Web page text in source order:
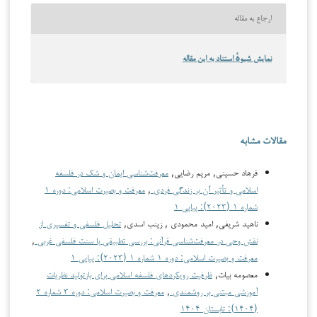
ارجاع به مقاله
نمایش شیوهٔ استناد به این مقاله
مقالات مشابه
فرهاد حسینی, مریم رضایی, معرفت‌شناسی ایمان و شک در فلسفه
اسلامی و تأثیر آن بر زندگی فردی ,
معرفت و بصیرت اسلامی: دوره ۱
شماره ۱ (۲۰۲۳): پیاپی ۱
ناهید شریفی, امید محمودی , زینب اسدی, تحلیل فلسفی و تفسیری از
نقش وحی در معرفت‌شناسی قرآنی: بررسی تطبیقی با سنت فلسفی غربی ,
معرفت و بصیرت اسلامی: دوره ۱ شماره ۱ (۲۰۲۳): پیاپی ۱
معصومه بیات, ظرفیت رویکردهای فلسفه اسلامی برای بازتولید نظریات
آموزشی مبتنی بر روشمندی ,
معرفت و بصیرت اسلامی: دوره ۳ شماره ۲
(۱۴۰۴): تابستان ۱۴۰۴